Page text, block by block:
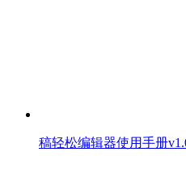
稿轻松编辑器使用手册